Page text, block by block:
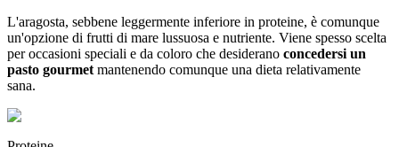
L'aragosta, sebbene leggermente inferiore in proteine, è comunque
un'opzione di frutti di mare lussuosa e nutriente. Viene spesso scelta
per occasioni speciali e da coloro che desiderano concedersi un
pasto gourmet mantenendo comunque una dieta relativamente
sana.